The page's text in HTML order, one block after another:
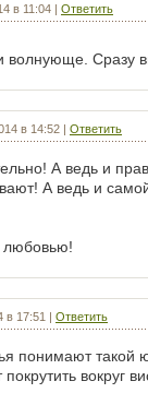
в 11:04 | Ответить
волнующе. Сразу
в 14:52 | Ответить
А ведь и
А ведь и
любовью!
в 17:51 | Ответить
понимают такой
покрутить вокруг